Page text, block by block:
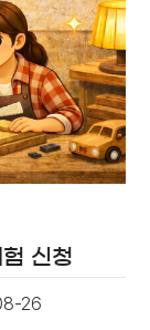
신청
26